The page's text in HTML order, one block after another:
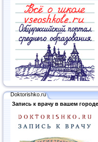
Doktorishko.ru
Запись к врачу в вашем городе